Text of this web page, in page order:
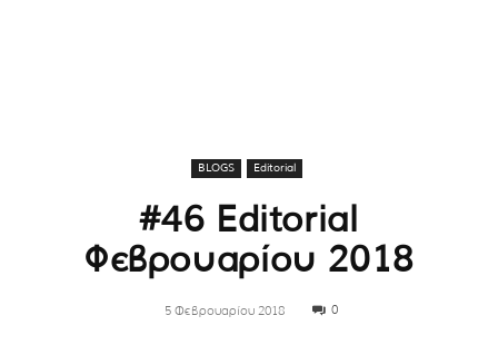
BLOGS Editorial
#46 Editorial
Φεβρουαρίου 2018
5 Φεβρουαρίου 2018 0